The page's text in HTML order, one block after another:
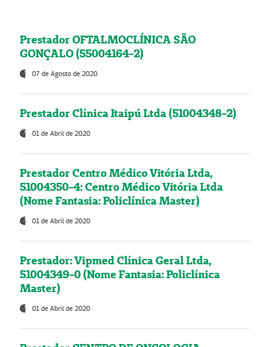
Prestador OFTALMOCLÍNICA SÃO
GONÇALO (55004164-2)
07 de Agosto de 2020
Prestador Clínica Itaipú Ltda (51004348-2)
01 de Abril de 2020
Prestador Centro Médico Vitória Ltda,
51004350-4: Centro Médico Vitória Ltda
(Nome Fantasia: Policlínica Master)
01 de Abril de 2020
Prestador: Vipmed Clínica Geral Ltda,
51004349-0 (Nome Fantasia: Policlínica
Master)
01 de Abril de 2020